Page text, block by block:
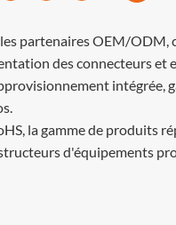
partenaires OEM/ODM,
des connecteurs et
intégrée,
la gamme de produits
d'équipements